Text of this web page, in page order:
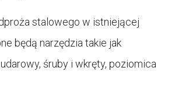
stalowego w istniejącej
będą narzędzia takie jak
śruby i wkręty, poziomica